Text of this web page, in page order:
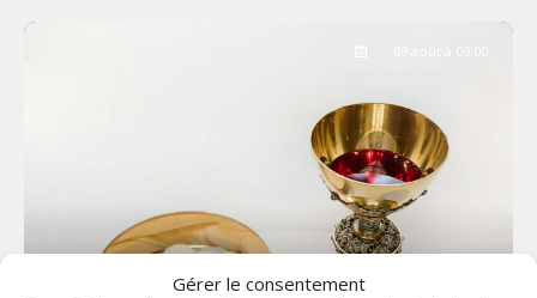
Gérer le consentement